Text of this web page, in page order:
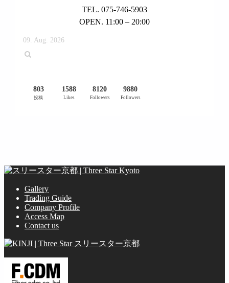
TEL. 075-746-5903
OPEN. 11:00 – 20:00
09. Aug. 2026
803
投稿
1588
Likes
8120
Followers
9880
Followers
Gallery
Trading Guide
Company Profile
Access Map
Contact us